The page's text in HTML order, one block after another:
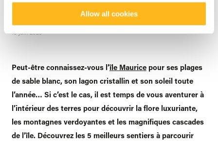
Allow all cookies
vues inoubliables
posté par Veranda Resorts
13 juin 2023
Peut-être connaissez-vous l’île Maurice pour ses plages
de sable blanc, son lagon cristallin et son soleil toute
l’année… Si c’est le cas, il est temps de vous aventurer à
l’intérieur des terres pour découvrir la flore luxuriante,
les montagnes verdoyantes et les magnifiques cascades
de l’île. Découvrez les 5 meilleurs sentiers à parcourir